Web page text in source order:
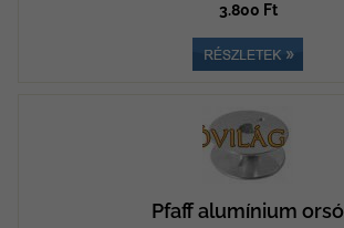
3.800 Ft
Pfaff alumínium orsó